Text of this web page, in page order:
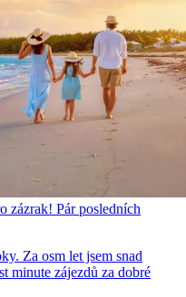
zázrak! Pár posledních
Za osm let jsem snad
minute zájezdů za dobré